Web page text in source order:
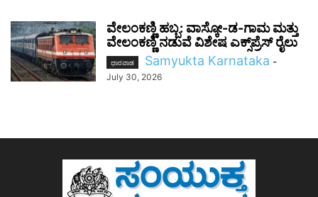
ವೇಲಂಕಣ್ಣಿ ಹಬ್ಬ: ವಾಸ್ಕೋ-ಡ-ಗಾಮ ಮತ್ತು
ವೇಲಂಕಣ್ಣಿ ನಡುವೆ ವಿಶೇಷ ಎಕ್ಸ್‌ಪ್ರೆಸ್ ರೈಲು
ಧಾರವಾಡ Samyukta Karnataka -
July 30, 2026